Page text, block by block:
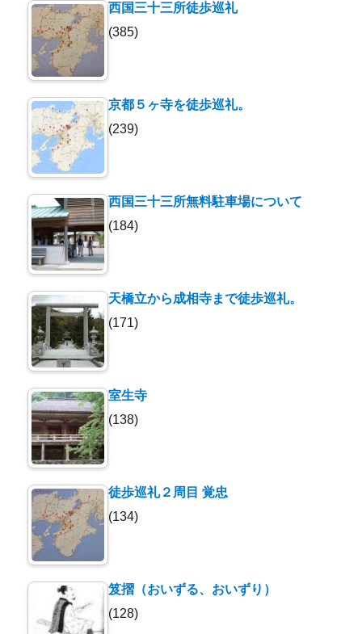
西国三十三所徒歩巡礼
(385)
京都５ヶ寺を徒歩巡礼。
(239)
西国三十三所無料駐車場について
(184)
天橋立から成相寺まで徒歩巡礼。
(171)
室生寺
(138)
徒歩巡礼２周目 覚忠
(134)
笈摺（おいずる、おいずり）
(128)